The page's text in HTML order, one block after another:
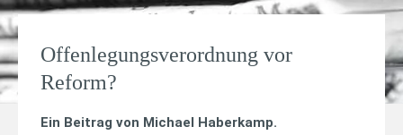
Offenlegungsverordnung vor
Reform?
Ein Beitrag von Michael Haberkamp.